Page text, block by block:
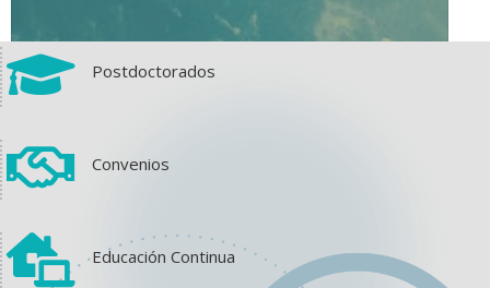
 Postdoctorados
 Convenios
 Educación Continua